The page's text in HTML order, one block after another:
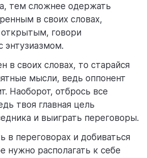
тем сложнее одержать
в своих словах,
говори
энтузиазмом.
в своих словах, то старайся
мысли, ведь оппонент
Наоборот, отбрось все
твоя главная цель
и выиграть переговоры.
в переговорах и добиваться
нужно располагать к себе